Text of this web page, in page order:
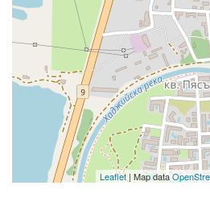
Leaflet | Map data